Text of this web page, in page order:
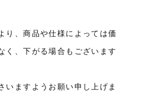
り、商品や仕様によっては価
く、下がる場合もございます
いますようお願い申し上げま